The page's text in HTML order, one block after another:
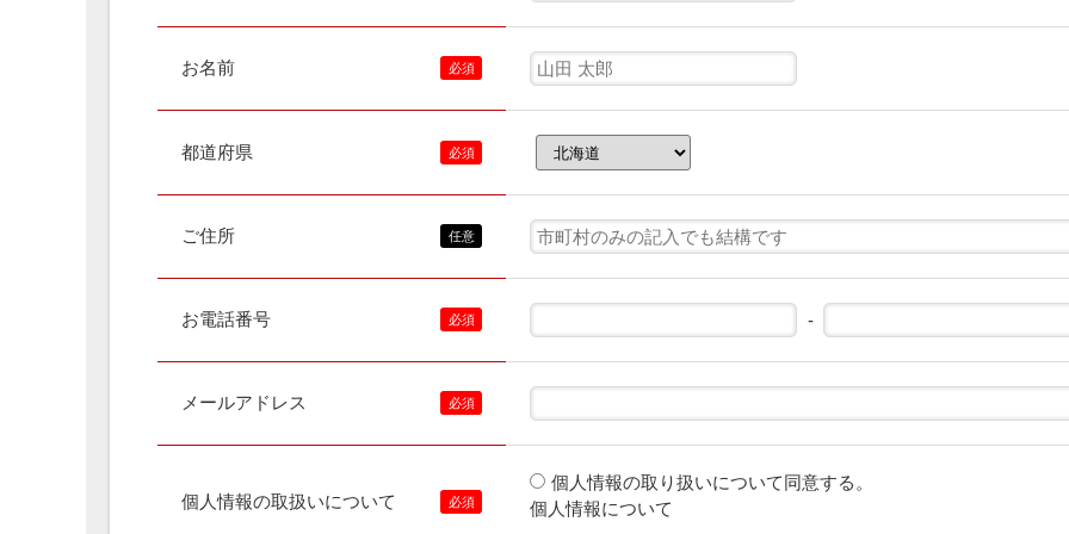
お名前
都道府県
ご住所
お電話番号 -
メールアドレス
個人情報の取扱いについて
個人情報の取り扱いについて同意する。
個人情報について